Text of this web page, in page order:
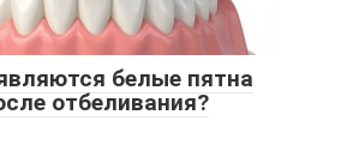
белые пятна
отбеливания?